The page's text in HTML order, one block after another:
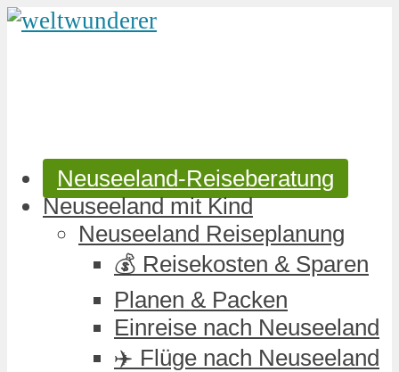
Neuseeland-Reiseberatung
Neuseeland mit Kind
Neuseeland Reiseplanung
💰 Reisekosten & Sparen
Planen & Packen
Einreise nach Neuseeland
✈️ Flüge nach Neuseeland